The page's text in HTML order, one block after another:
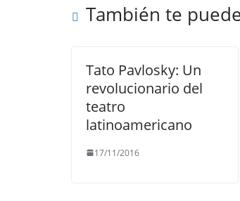
k
También te
Tato Pavlosky: Un
revolucionario del
teatro
latinoamericano
17/11/2016